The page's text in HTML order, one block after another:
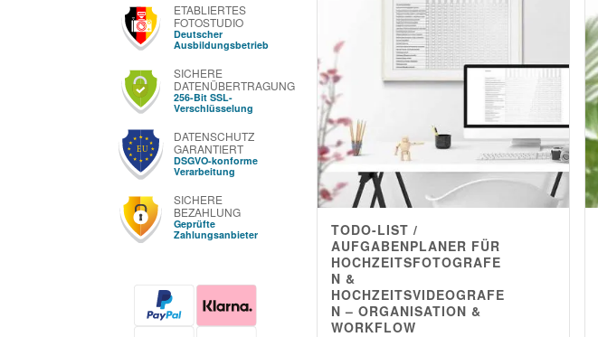
TODO-LIST /
AUFGABENPLANER FÜR
HOCHZEITSFOTOGRAFE
N &
HOCHZEITSVIDEOGRAFE
N – ORGANISATION &
WORKFLOW
ETABLIERTES
FOTOSTUDIO
Deutscher
Ausbildungsbetrieb
SICHERE
DATENÜBERTRAGUNG
256-Bit SSL-
Verschlüsselung
DATENSCHUTZ
GARANTIERT
DSGVO-konforme
Verarbeitung
SICHERE
BEZAHLUNG
Geprüfte
Zahlungsanbieter